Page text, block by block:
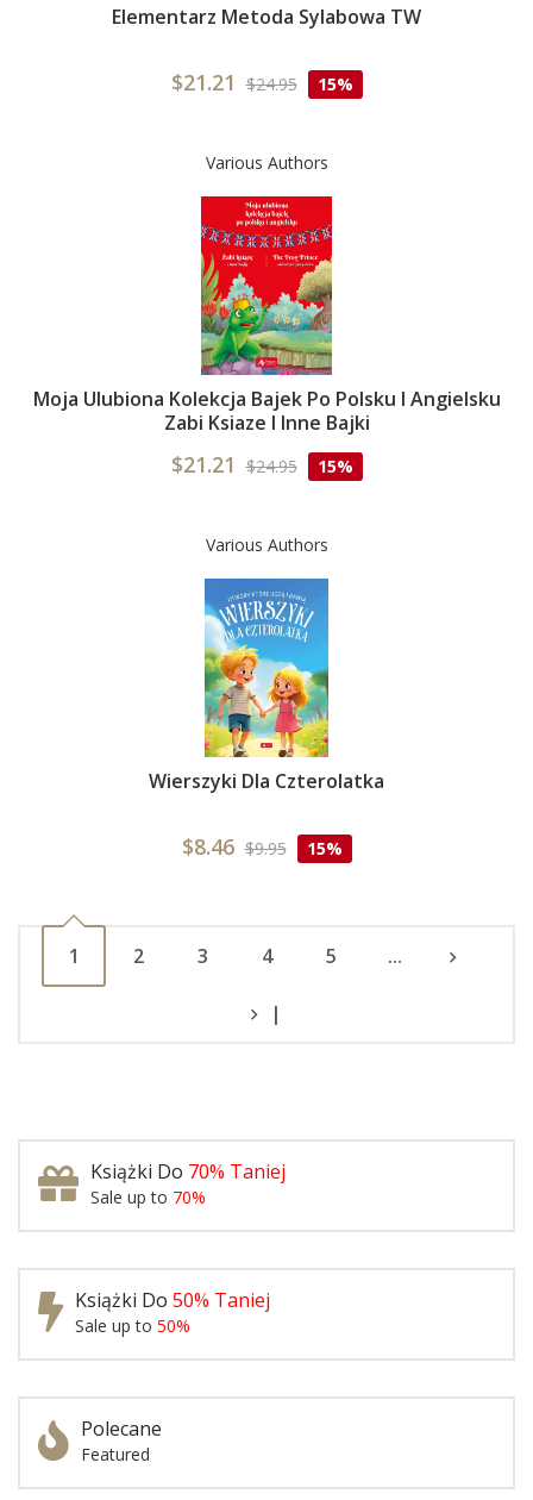
Elementarz Metoda Sylabowa TW
$21.21 $24.95 15%
Various Authors
Moja Ulubiona Kolekcja Bajek Po Polsku I Angielsku
Zabi Ksiaze I Inne Bajki
$21.21 $24.95 15%
Various Authors
Wierszyki Dla Czterolatka
$8.46 $9.95 15%
1 2 3 4 5 ...
|
Książki Do 70% Taniej
Sale up to 70%
Książki Do 50% Taniej
Sale up to 50%
Polecane
Featured